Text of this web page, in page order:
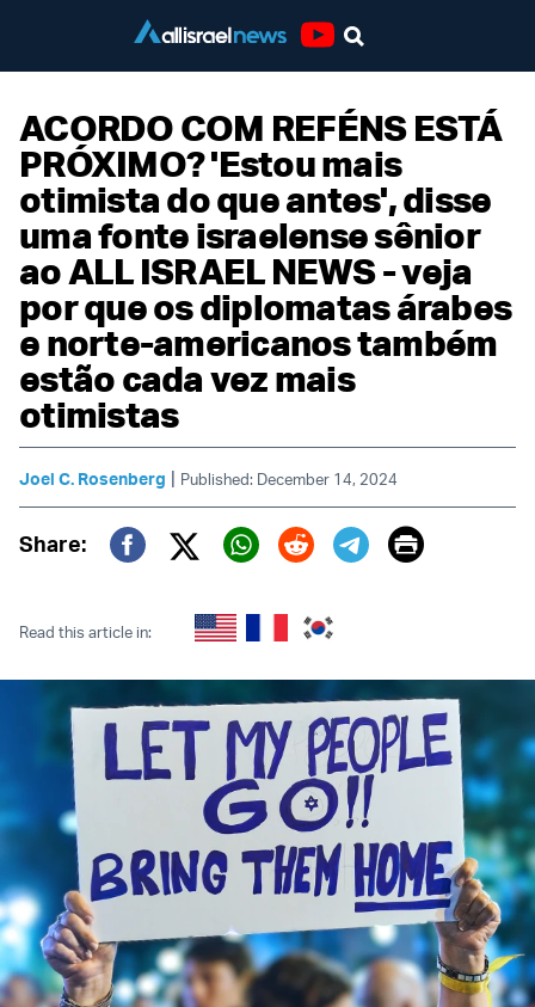
ACORDO COM REFÉNS ESTÁ
PRÓXIMO? 'Estou mais
otimista do que antes', disse
uma fonte israelense sênior
ao ALL ISRAEL NEWS - veja
por que os diplomatas árabes
e norte-americanos também
estão cada vez mais
otimistas
Joel C. Rosenberg | Published: December 14, 2024
Share:
Twitter (X)
Print
Read this article in: